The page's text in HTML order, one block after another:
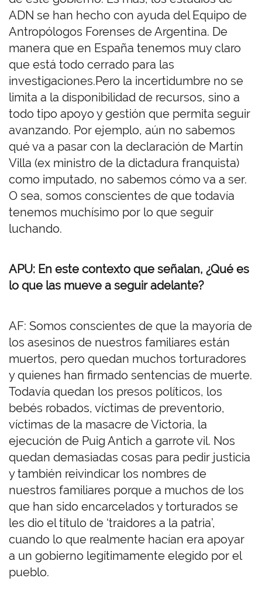
ADN se han hecho con ayuda del Equipo de
Antropólogos Forenses de Argentina. De
manera que en España tenemos muy claro
que está todo cerrado para las
investigaciones.Pero la incertidumbre no se
limita a la disponibilidad de recursos, sino a
todo tipo apoyo y gestión que permita seguir
avanzando. Por ejemplo, aún no sabemos
qué va a pasar con la declaración de Martín
Villa (ex ministro de la dictadura franquista)
como imputado, no sabemos cómo va a ser.
O sea, somos conscientes de que todavía
tenemos muchísimo por lo que seguir
luchando.
APU: En este contexto que señalan, ¿Qué es
lo que las mueve a seguir adelante?
AF: Somos conscientes de que la mayoría de
los asesinos de nuestros familiares están
muertos, pero quedan muchos torturadores
y quienes han firmado sentencias de muerte.
Todavía quedan los presos políticos, los
bebés robados, víctimas de preventorio,
víctimas de la masacre de Victoria, la
ejecución de Puig Antich a garrote vil. Nos
quedan demasiadas cosas para pedir justicia
y también reivindicar los nombres de
nuestros familiares porque a muchos de los
que han sido encarcelados y torturados se
les dio el título de ‘traidores a la patria’,
cuando lo que realmente hacían era apoyar
a un gobierno legítimamente elegido por el
pueblo.